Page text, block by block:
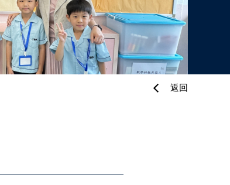
台
校園記趣
相片下載區
學生繳費系統教學
學校午膳
小一支援
幼稚園聯繫
返回